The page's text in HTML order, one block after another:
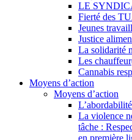
LE
Fierté des
Jeunes
Justice
La solidarité
Les
Cannabis
Moyens d’action
Moyens d’action
La violence
tâche :
en première